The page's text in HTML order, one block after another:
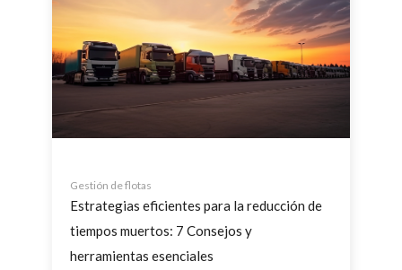
Gestión de flotas
Estrategias eficientes para la reducción de
tiempos muertos: 7 Consejos y
herramientas esenciales